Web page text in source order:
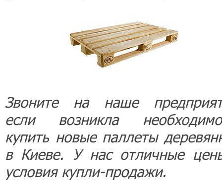
Звоните на наше
если возникла
купить новые паллеты
в Киеве. У нас отличные
условия купли-продажи.